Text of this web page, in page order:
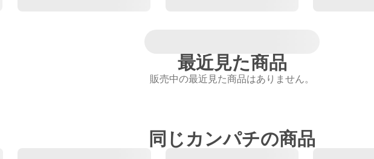
最近見た商品
販売中の最近見た商品はありません。
同じカンパチの商品